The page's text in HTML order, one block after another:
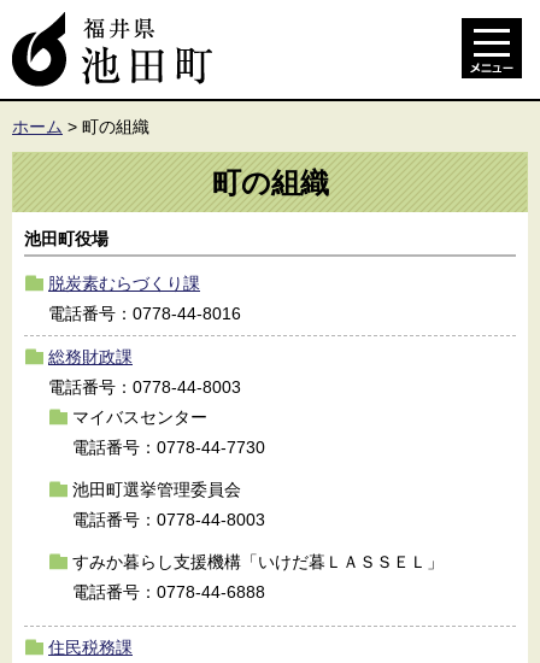
ホーム > 町の組織
町の組織
池田町役場
脱炭素むらづくり課
電話番号：0778-44-8016
総務財政課
電話番号：0778-44-8003
マイバスセンター
電話番号：0778-44-7730
池田町選挙管理委員会
電話番号：0778-44-8003
すみか暮らし支援機構「いけだ暮ＬＡＳＳＥＬ」
電話番号：0778-44-6888
住民税務課